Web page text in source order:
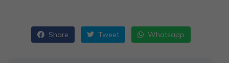
Share Tweet Whatsapp